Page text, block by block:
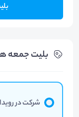
بلیت‌ جمعه
شرکت در